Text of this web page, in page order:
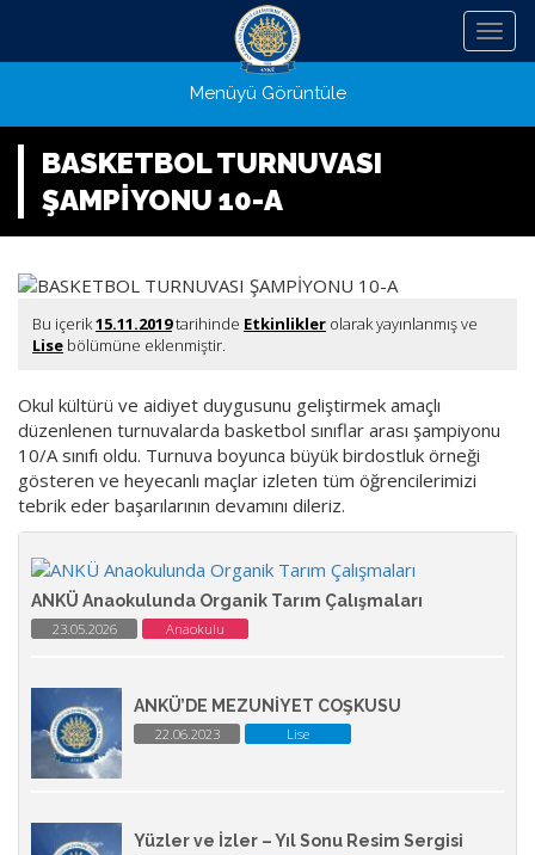
Menü
Menüyü Görüntüle
BASKETBOL TURNUVASI
ŞAMPİYONU 10-A
Bu içerik15.11.2019tarihinde Etkinlikler olarak yayınlanmış ve
Lise bölümüne eklenmiştir.
Okul kültürü ve aidiyet duygusunu geliştirmek amaçlı
düzenlenen turnuvalarda basketbol sınıflar arası şampiyonu
10/A sınıfı oldu. Turnuva boyunca büyük birdostluk örneği
gösteren ve heyecanlı maçlar izleten tüm öğrencilerimizi
tebrik eder başarılarının devamını dileriz.
ANKÜ Anaokulunda Organik Tarım Çalışmaları
23.05.2026 Anaokulu
ANKÜ’DE MEZUNİYET COŞKUSU
22.06.2023 Lise
Yüzler ve İzler – Yıl Sonu Resim Sergisi